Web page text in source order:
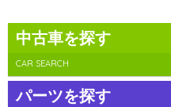
中古車を探す
CAR SEARCH
パーツを探す